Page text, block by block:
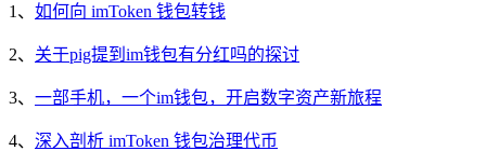
1、 如何向 imToken 钱包转钱
2、 关于pig提到im钱包有分红吗的探讨
3、 一部手机，一个im钱包，开启数字资产新旅程
4、 深入剖析 imToken 钱包治理代币